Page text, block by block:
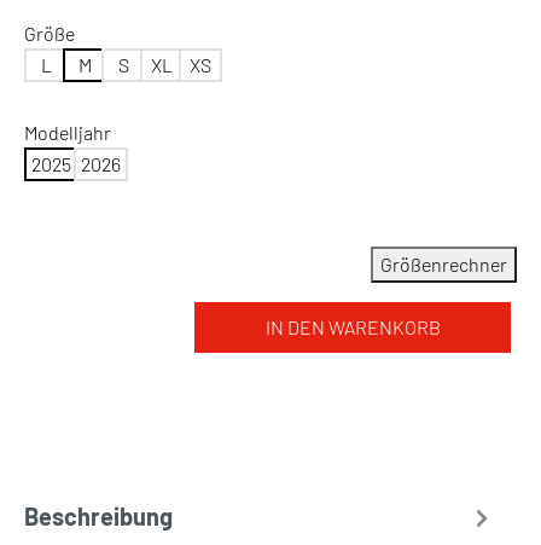
Größe
L
M S XL XS
Modelljahr
2025 2026
Größenrechner
IN DEN WARENKORB
Beschreibung